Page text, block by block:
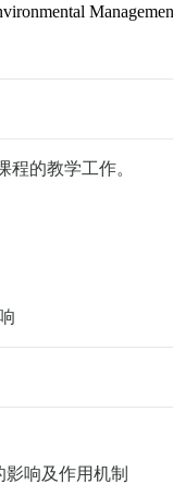
的教学工作。
响及作用机制